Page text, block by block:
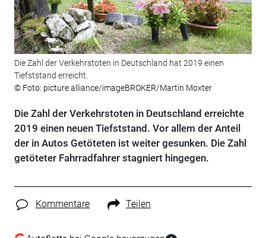
Die Zahl der Verkehrstoten in Deutschland hat 2019 einen
Tiefststand erreicht.
© Foto: picture alliance/imageBROKER/Martin Moxter
Die Zahl der Verkehrstoten in Deutschland erreichte
2019 einen neuen Tiefststand. Vor allem der Anteil
der in Autos Getöteten ist weiter gesunken. Die Zahl
getöteter Fahrradfahrer stagniert hingegen.
Kommentare Teilen